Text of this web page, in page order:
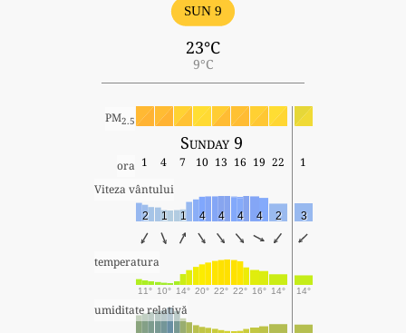
SUN 9
23°C
9°C
PM2.5
Sunday 9
ora 1 4 7 10 13 16 19 22
1
Viteza vântului
2 1 1 4 4 4 4 2 3
temperatura
11° 10° 14° 20° 22° 22° 16° 14° 14°
umiditate relativă